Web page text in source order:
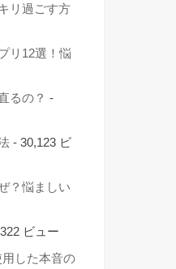
リ過ごす方
リ12選！悩
るの？ -
- 30,123 ビ
？悩ましい
ビュー
した本音の